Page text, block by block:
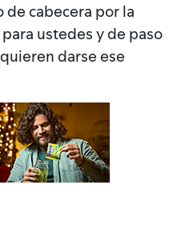
cabecera por la
ustedes y de paso
darse ese